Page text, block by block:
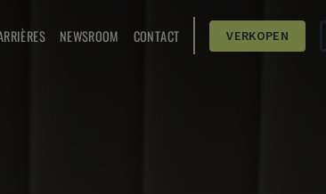
NEWSROOM CONTACT VERKOPEN